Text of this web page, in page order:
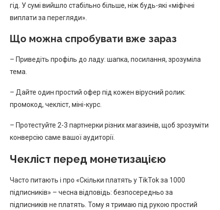
гід. У сумі вийшло стабільно більше, ніж будь-які «міфічні
виплати за перегляди».
Що можна спробувати вже зараз
– Приведіть профіль до ладу: шапка, посилання, зрозуміла
тема.
– Дайте один простий офер під кожен вірусний ролик:
промокод, чекліст, міні-курс.
– Протестуйте 2-3 партнерки різних магазинів, щоб зрозуміти
конверсію саме вашої аудиторії.
Чекліст перед монетизацією
Часто питають і про «Скільки платять у TikTok за 1000
підписників» – чесна відповідь: безпосередньо за
підписників не платять. Тому я тримаю під рукою простий